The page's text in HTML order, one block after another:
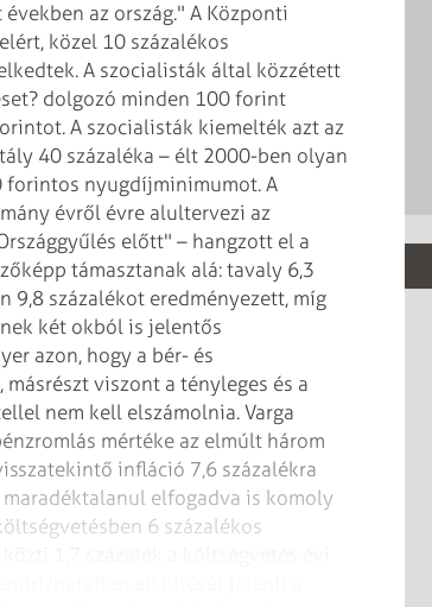
az ország." A Központi
közel 10 százalékos
A szocialisták által közzétett
dolgozó minden 100 forint
A szocialisták kiemelték azt az
40 százaléka – élt 2000-ben olyan
forintos nyugdíjminimumot. A
évről évre alultervezi az
előtt" – hangzott el a
támasztanak alá: tavaly 6,3
9,8 százalékot eredményezett, míg
két okból is jelentős
azon, hogy a bér- és
viszont a tényleges és a
nem kell elszámolnia. Varga
mértéke az elmúlt három
infláció 7,6 százalékra
elfogadva is komoly
6 százalékos